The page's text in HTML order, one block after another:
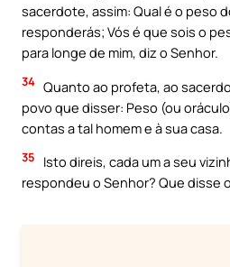
sacerdote, assim: Qual é o peso
responderás; Vós é que sois o
para longe de mim, diz o Senhor.
34 Quanto ao profeta, ao
povo que disser: Peso (ou
contas a tal homem e à sua casa.
35
Isto direis, cada um a seu
respondeu o Senhor? Que disse